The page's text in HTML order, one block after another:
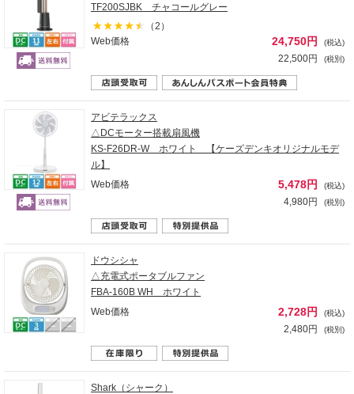
TF200SJBK チャコールグレー
（2）
Web価格
24,750円 (税込)
22,500円 (税別)
アビテラックス
△DCモーター搭載扇風機
KS-F26DR-W ホワイト 【ケーズデンキオリジナルモデ
ル】
Web価格
5,478円 (税込)
4,980円 (税別)
ドウシシャ
△充電式ポータブルファン
FBA-160B WH ホワイト
Web価格
2,728円 (税込)
2,480円 (税別)
Shark（シャーク）